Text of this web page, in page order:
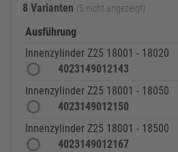
8 Varianten (5 nicht angezeigt)
Ausführung
Innenzylinder Z25 18001 - 18020
4023149012143
Innenzylinder Z25 18001 - 18050
4023149012150
Innenzylinder Z25 18001 - 18500
4023149012167